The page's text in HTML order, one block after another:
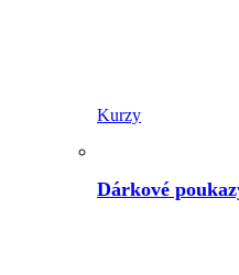
Kurzy
Dárkové